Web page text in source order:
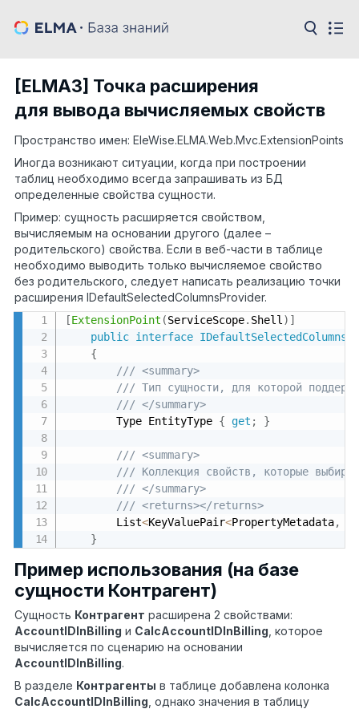
[ELMA3] Точка расширения
для вывода вычисляемых свойств
Пространство имен: EleWise.ELMA.Web.Mvc.ExtensionPoints
Иногда возникают ситуации, когда при построении
таблиц необходимо всегда запрашивать из БД
определенные свойства сущности.
Пример: сущность расширяется свойством,
вычисляемым на основании другого (далее –
родительского) свойства. Если в веб-части в таблице
необходимо выводить только вычисляемое свойство
без родительского, следует написать реализацию точки
расширения IDefaultSelectedColumnsProvider.
[ExtensionPoint (ServiceScope. Shell ) ]
public interface
{
/// <summary>
/// Тип сущности, для которой
/// </summary>
        Type EntityType
{ get ; }
/// <summary>
/// Коллекция свойств, которые
/// </summary>
/// <returns></returns>
        List
<KeyValuePair<PropertyMetadata,
}
Пример использования (на базе
сущности Контрагент)
Сущность Контрагент расширена 2 свойствами:
AccountIDInBilling и CalcAccountIDInBilling , которое
вычисляется по сценарию на основании
AccountIDInBilling.
В разделе Контрагенты в таблице добавлена колонка
CalcAccountIDInBilling , однако значения в таблицу